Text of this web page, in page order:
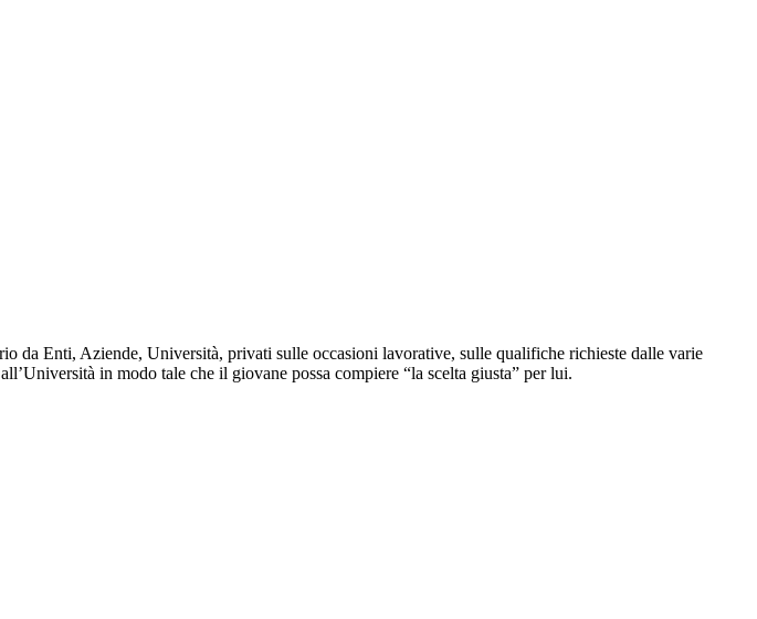
da Enti, Aziende, Università, privati sulle occasioni lavorative, sulle qualifiche richieste dalle varie
in modo tale che il giovane possa compiere “la scelta giusta” per lui.